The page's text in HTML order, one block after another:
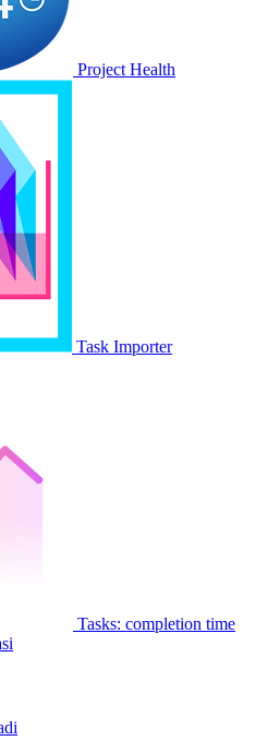
Project Health
Task Importer
Tasks: completion time